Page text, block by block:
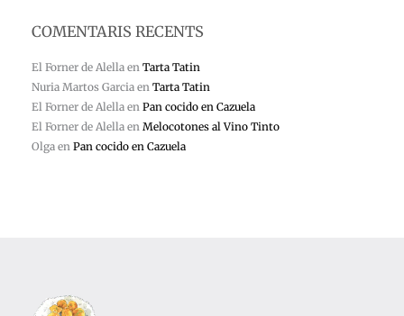
COMENTARIS RECENTS
El Forner de Alella en Tarta Tatin
Nuria Martos Garcia en Tarta Tatin
El Forner de Alella en Pan cocido en Cazuela
El Forner de Alella en Melocotones al Vino Tinto
Olga en Pan cocido en Cazuela